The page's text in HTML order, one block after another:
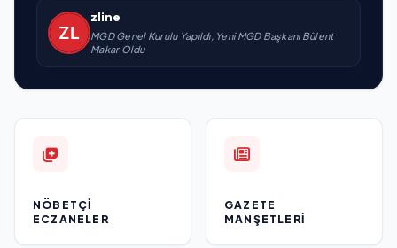
zline
MGD Genel Kurulu Yapıldı, Yeni MGD Başkanı Bülent
Makar Oldu
NÖBETÇI
ECZANELER
GAZETE
MANŞETLERI